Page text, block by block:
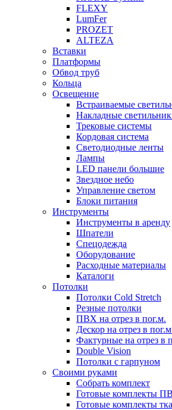
FLEXY
LumFer
PROZET
ALTEZA
Вставки
Платформы
Обвод труб
Кольца
Освещение
Встраиваемые
Накладные
Трековые системы
Кордовая система
Светодиодные ленты
Лампы
LED панели большие
Звездное небо
Управление светом
Блоки питания
Инструменты
Инструменты в аренду
Шпатели
Спецодежда
Оборудование
Расходные материалы
Каталоги
Потолки
Потолки Cold Stretch
Резные потолки
ПВХ на отрез в пог.м.
Дескор на отрез в
Фактурные на отрез в
Double Vision
Потолки с гарпуном
Своими руками
Собрать комплект
Готовые комплекты
Готовые комплекты